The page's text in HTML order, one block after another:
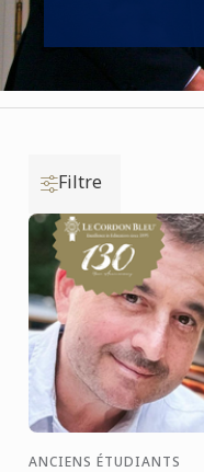
Filtre
ANCIENS ÉTUDIANTS